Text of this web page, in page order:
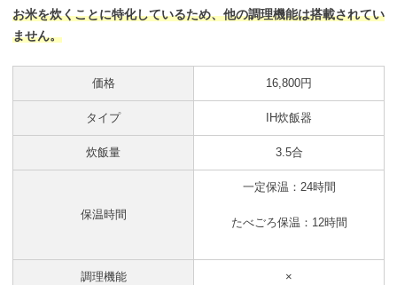
お米を炊くことに特化しているため、他の調理機能は搭載されてい
ません。
価格 16,800円
タイプ IH炊飯器
炊飯量 3.5合
保温時間
一定保温：24時間
たべごろ保温：12時間
調理機能 ×